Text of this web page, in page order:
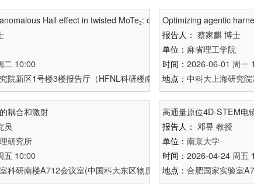
Hall effect in twisted MoTe₂: discovery and recent
二 10:00
院新区1号楼3楼报告厅（HFNL科研楼南楼A712、科大物质楼
Optimizing agentic
报告人： 蔡家麒博士
单位： 麻省理工学院
时间： 2026-06-01 周一
地点： 中科大上海研究
耦合和激射
员
研究所
五 10:00
科研南楼A712会议室(中国科大东区物质楼B1102、中国科大上海
高通量原位4D-STEM电
报告人： 邓昱 教授
单位： 南京大学
时间： 2026-04-24 周五
地点： 合肥国家实验室